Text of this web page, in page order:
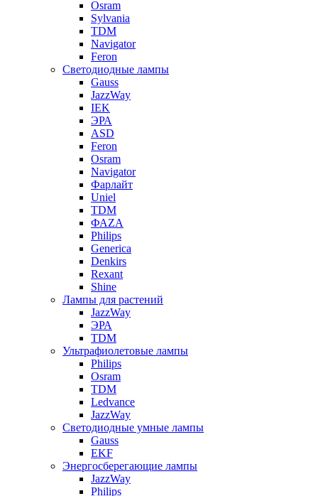
Osram
Sylvania
TDM
Navigator
Feron
Светодиодные лампы
Gauss
JazzWay
IEK
ЭРА
ASD
Feron
Osram
Navigator
Фарлайт
Uniel
TDM
ФАZА
Philips
Generica
Denkirs
Rexant
Shine
Лампы для растений
JazzWay
ЭРА
TDM
Ультрафиолетовые лампы
Philips
Osram
TDM
Ledvance
JazzWay
Светодиодные умные лампы
Gauss
EKF
Энергосберегающие лампы
JazzWay
Philips